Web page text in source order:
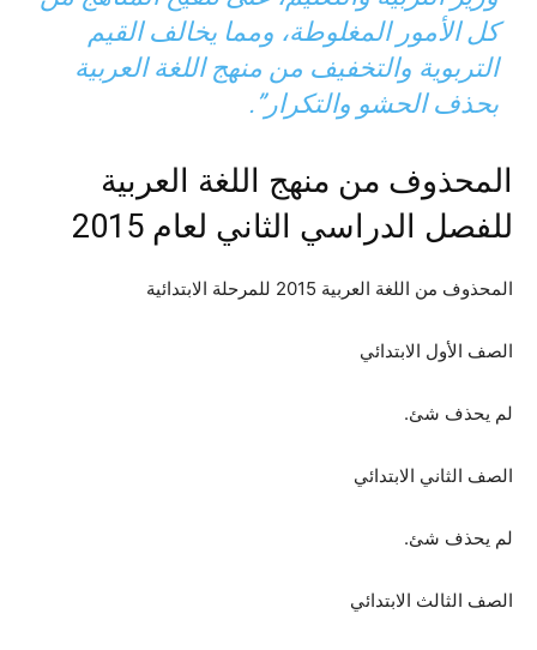
كل الأمور المغلوطة، ومما يخالف القيم
التربوية والتخفيف من منهج اللغة العربية
بحذف الحشو والتكرار”.
المحذوف من منهج اللغة العربية
للفصل الدراسي الثاني لعام 2015
المحذوف من اللغة العربية 2015 للمرحلة الابتدائية
الصف الأول الابتدائي
لم يحذف شئ.
الصف الثاني الابتدائي
لم يحذف شئ.
الصف الثالث الابتدائي